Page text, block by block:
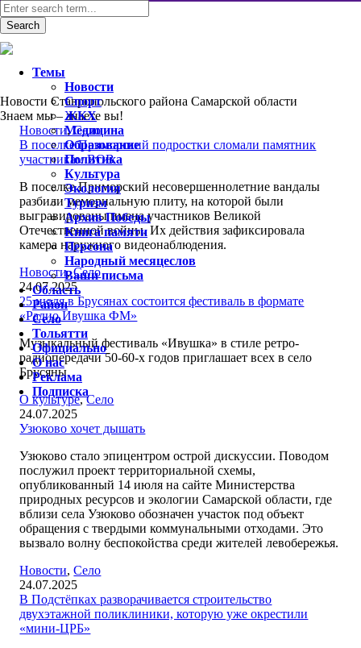
Новости Ставропольского района Самарской области
Знаем мы – знаете вы!
Новости,Село
В поселке Приморский подростки сломали памятник
участникам ВОВ
В поселке Приморский несовершеннолетние вандалы
разбили мемориальную плиту, на которой были
выгравированы имена участников Великой
Отечественной войны. Их действия зафиксировала
камера наружного видеонаблюдения.
Новости,Село
24.07.2025
25 июля в Брусянах состоится фестиваль в формате
«Радио Ивушка ФМ»
Музыкальный фестиваль «Ивушка» в стиле ретро-
радиопередачи 50-60-х годов приглашает всех в село
Брусяны.
О культуре,Село
24.07.2025
Узюково хочет дышать
Узюково стало эпицентром острой дискуссии. Поводом
послужил проект территориальной схемы,
опубликованный 14 июля на сайте Министерства
природных ресурсов и экологии Самарской области, где
вблизи села Узюково обозначен участок под объект
обращения с твердыми коммунальными отходами. Это
вызвало волну беспокойства среди жителей левобережья.
Новости,Село
24.07.2025
В Подстёпках разворачивается строительство
двухэтажной поликлиники, которую уже окрестили
«мини-ЦРБ»
Темы
Новости
Спорт
ЖКХ
Медицина
Образование
Политика
Культура
Экология
Туризм
Архив Победы
Книга памяти
Персона
Народный месяцеслов
Ваши письма
Область
Район
Село
Тольятти
Официально
О нас
Реклама
Подписка